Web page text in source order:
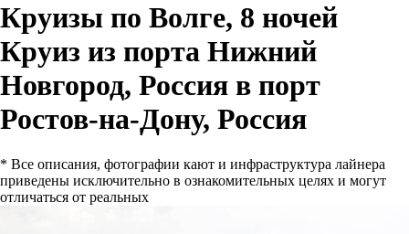
Круизы по Волге, 8 ночей
Круиз из порта Нижний
Новгород, Россия в порт
Ростов-на-Дону, Россия
* Все описания, фотографии кают и инфраструктура лайнера
приведены исключительно в ознакомительных целях и могут
отличаться от реальных